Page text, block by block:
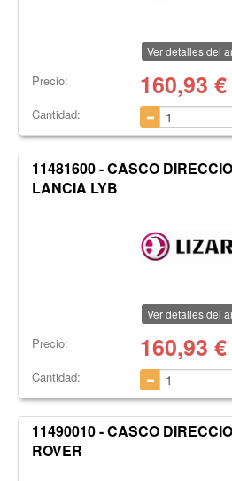
Ver detalles del
Precio: 160,93 €
Cantidad:
11481600 - CASCO
LANCIA LYB
Ver detalles del
Precio: 160,93 €
Cantidad:
11490010 - CASCO
ROVER